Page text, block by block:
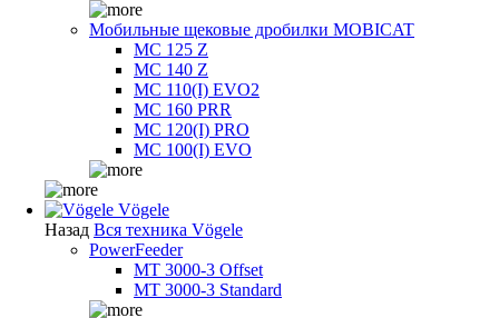
Мобильные щековые дробилки MOBICAT
MC 125 Z
MC 140 Z
MC 110(I) EVO2
MC 160 PRR
MC 120(I) PRO
MC 100(I) EVO
Vögele
Назад Вся техника Vögele
PowerFeeder
MT 3000-3 Offset
MT 3000-3 Standard